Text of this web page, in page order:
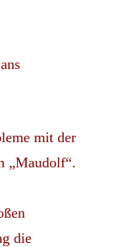
mit der
„Maudolf“.
die